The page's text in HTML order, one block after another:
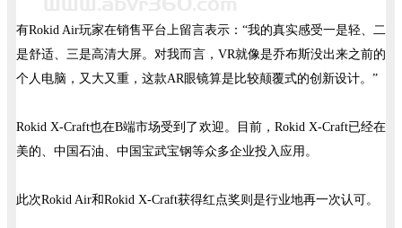
有Rokid Air玩家在销售平台上留言表示：“我的真实感受一是轻、二
是舒适、三是高清大屏。对我而言，VR就像是乔布斯没出来之前的
个人电脑，又大又重，这款AR眼镜算是比较颠覆式的创新设计。”
Rokid X-Craft也在B端市场受到了欢迎。目前，Rokid X-Craft已经在
美的、中国石油、中国宝武宝钢等众多企业投入应用。
此次Rokid Air和Rokid X-Craft获得红点奖则是行业地再一次认可。